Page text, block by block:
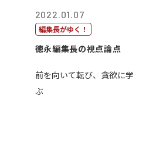
2022.01.07
編集長がゆく！
徳永編集長の視点論点
前を向いて転び、貪欲に学
ぶ